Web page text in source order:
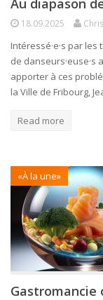
Au diapason
18.09.2025
Intéressé·e·s par
de danseurs·euse·s
apporter à ces
la Ville de Fribourg,
Read more
«À la une»
Gastromancie